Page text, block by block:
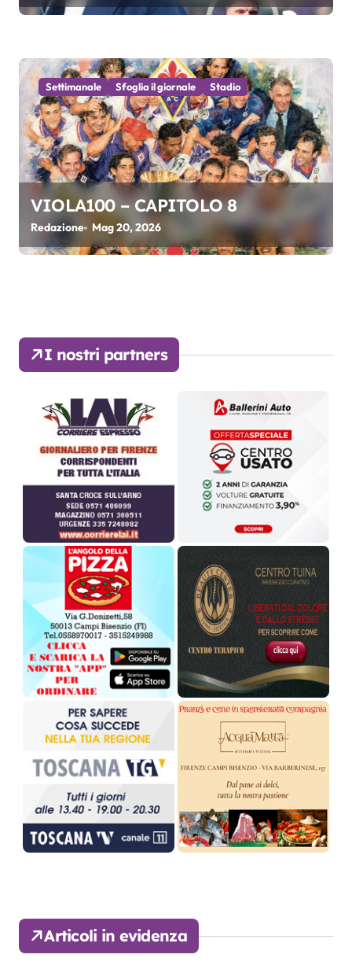
Settimanale Sfoglia il giornale Stadio
VIOLA100 – CAPITOLO 8
Redazione Mag 20, 2026
I nostri partners
Articoli in evidenza